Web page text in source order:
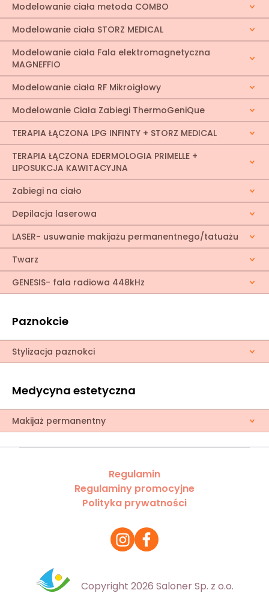
Modelowanie ciała metoda COMBO
Modelowanie ciała STORZ MEDICAL
Modelowanie ciała Fala elektromagnetyczna
MAGNEFFIO
Modelowanie ciała RF Mikroigłowy
Modelowanie Ciała Zabiegi ThermoGeniQue
TERAPIA ŁĄCZONA LPG INFINTY + STORZ MEDICAL
TERAPIA ŁĄCZONA EDERMOLOGIA PRIMELLE +
LIPOSUKCJA KAWITACYJNA
Zabiegi na ciało
Depilacja laserowa
LASER- usuwanie makijażu permanentnego/tatuażu
Twarz
GENESIS- fala radiowa 448kHz
Paznokcie
Stylizacja paznokci
Medycyna estetyczna
Makijaż permanentny
Regulamin
Regulaminy promocyjne
Polityka prywatności
Copyright 2026 Saloner Sp. z o.o.